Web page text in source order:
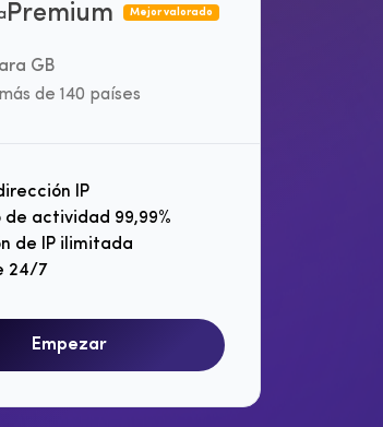
Premium Mejor valorado
GB
de 140 países
IP
de actividad 99,99%
de IP ilimitada
24/7
Empezar